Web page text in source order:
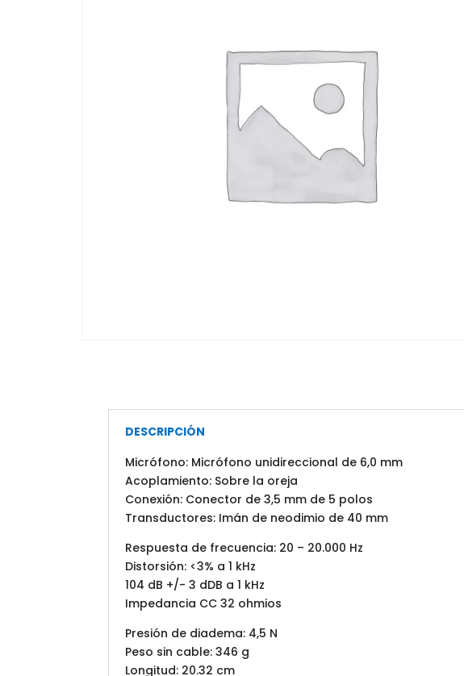
DESCRIPCIÓN
Micrófono: Micrófono unidireccional de 6,0 mm
Acoplamiento: Sobre la oreja
Conexión: Conector de 3,5 mm de 5 polos
Transductores: Imán de neodimio de 40 mm
Respuesta de frecuencia: 20 – 20.000 Hz
Distorsión: <3% a 1 kHz
104 dB +/- 3 dDB a 1 kHz
Impedancia CC 32 ohmios
Presión de diadema: 4,5 N
Peso sin cable: 346 g
Longitud: 20.32 cm